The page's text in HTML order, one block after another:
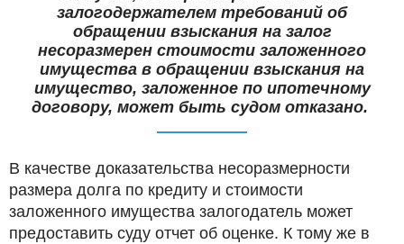
залогодержателем требований об
обращении взыскания на залог
несоразмерен стоимости заложенного
имущества в обращении взыскания на
имущество, заложенное по ипотечному
договору, может быть судом отказано.
В качестве доказательства несоразмерности
размера долга по кредиту и стоимости
заложенного имущества залогодатель может
предоставить суду отчет об оценке. К тому же в